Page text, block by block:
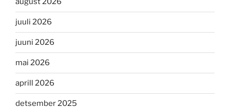
juuli 2026
juuni 2026
mai 2026
aprill 2026
detsember 2025